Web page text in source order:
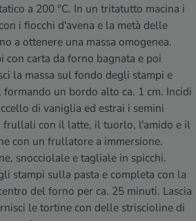
a 200 °C. In un tritatutto macina i
i fiocchi d'avena e la metà delle
a ottenere una massa omogenea.
con carta da forno bagnata e poi
la massa sul fondo degli stampi e
formando un bordo alto ca. 1 cm. Incidi
di vaniglia ed estrai i semini
frullali con il latte, il tuorlo, l'amido e il
con un frullatore a immersione.
snocciolale e tagliale in spicchi.
stampi sulla pasta e completa con la
del forno per ca. 25 minuti. Lascia
le tortine con delle striscioline di